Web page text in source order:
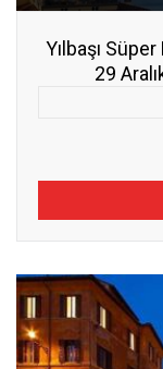
Yılbaşı
29